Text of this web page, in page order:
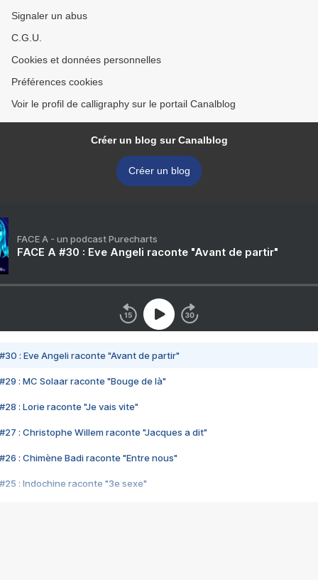
Signaler un abus
C.G.U.
Cookies et données personnelles
Préférences cookies
Voir le profil de calligraphy sur le portail Canalblog
Créer un blog sur Canalblog
Créer un blog
FACE A - un podcast Purecharts
FACE A #30 : Eve Angeli raconte "Avant de partir"
#30 : Eve Angeli raconte "Avant de partir"
#29 : MC Solaar raconte "Bouge de là"
#28 : Lorie raconte "Je vais vite"
#27 : Christophe Willem raconte "Jacques a dit"
#26 : Chimène Badi raconte "Entre nous"
#25 : Indochine raconte "3e sexe"